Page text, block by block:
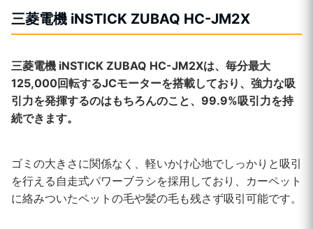
三菱電機 iNSTICK ZUBAQ HC-JM2X
三菱電機 iNSTICK ZUBAQ HC-JM2Xは、毎分最大
125,000回転するJCモーターを搭載しており、強力な吸
引力を発揮するのはもちろんのこと、99.9%吸引力を持
続できます。
ゴミの大きさに関係なく、軽いかけ心地でしっかりと吸引
を行える自走式パワーブラシを採用しており、カーペット
に絡みついたペットの毛や髪の毛も残さず吸引可能です。